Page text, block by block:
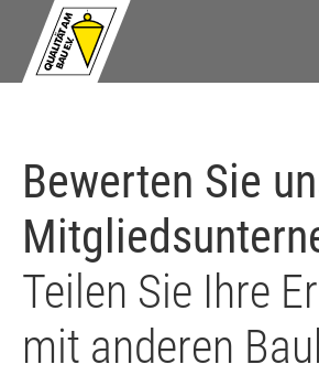
springe zum Hauptinhalt
Bewerten Sie
Teilen Sie Ihre
mit anderen